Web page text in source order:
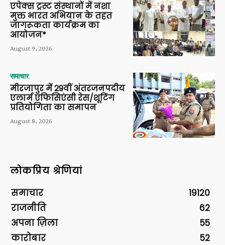
एपेक्स ट्रस्ट संस्थानों में नशा
मुक्त भारत अभियान के तहत
जागरूकता कार्यक्रम का
आयोजन*
August 9, 2026
समाचार
मीरजापुर में 29वीं अंतरजनपदीय
एलार्म एफिसिएंसी रेस/शूटिंग
प्रतियोगिता का समापन
August 8, 2026
लोकप्रिय श्रेणियां
समाचार
19120
राजनीति
62
अपना ज़िला
55
कारोबार
52